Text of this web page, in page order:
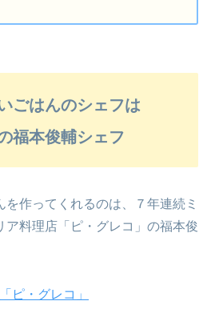
ごはんのシェフは
福本俊輔シェフ
作ってくれるのは、７年連続ミ
ア料理店「ピ・グレコ」の福本俊
「ピ・グレコ」